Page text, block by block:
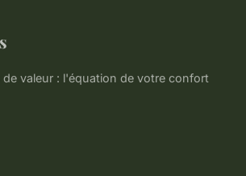
de valeur : l'équation de votre confort